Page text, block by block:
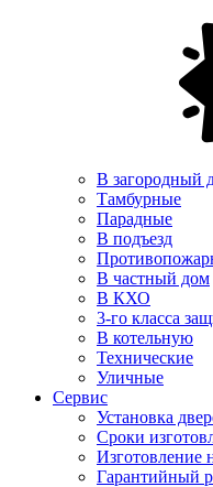
В загородный
Тамбурные
Парадные
В подъезд
В частный дом
В КХО
3-го класса
В котельную
Технические
Уличные
Сервис
Установка
Сроки
Изготовление
Гарантийный